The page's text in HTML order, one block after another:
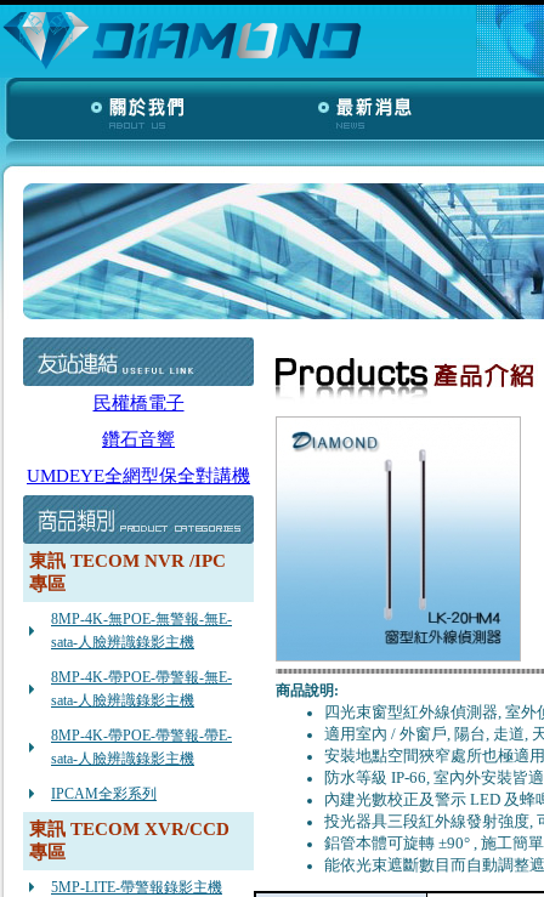
民權橋電子
鑽石音響
UMDEYE全網型保全對講機
東訊 TECOM NVR /IPC
專區
8MP-4K-無POE-無警報-無E-
sata-人臉辨識錄影主機
8MP-4K-帶POE-帶警報-無E-
sata-人臉辨識錄影主機
8MP-4K-帶POE-帶警報-帶E-
sata-人臉辨識錄影主機
IPCAM全彩系列
東訊 TECOM XVR/CCD
專區
5MP-LITE-帶警報錄影主機
商品說明:
四光束窗型紅外線偵測器, 室外
適用室內 / 外窗戶, 陽台, 走道,
安裝地點空間狹窄處所也極適用
防水等級 IP-66, 室內外安裝皆
內建光數校正及警示 LED 及蜂
投光器具三段紅外線發射強度,
鋁管本體可旋轉 ±90° , 施工簡單
能依光束遮斷數目而自動調整